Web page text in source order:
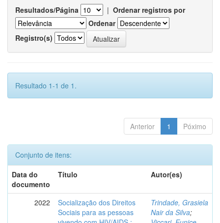
Resultados/Página | Ordenar registros por
Ordenar
Registro(s)
Resultado 1-1 de 1.
Anterior 1 Póximo
Conjunto de itens:
Data do
documento
Título Autor(es)
2022
Socialização dos Direitos
Sociais para as pessoas
Trindade, Grasiela
Nair da Silva;